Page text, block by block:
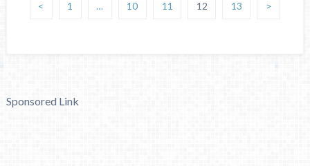
< 1 … 10 11 12 13 >
Sponsored Link